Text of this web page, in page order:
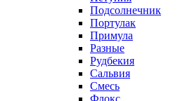
Подсолнечник
Портулак
Примула
Разные
Рудбекия
Сальвия
Смесь
Флокс